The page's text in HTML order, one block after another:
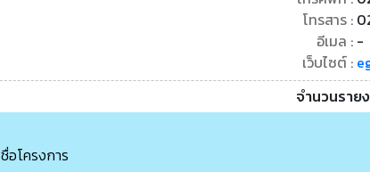
โทรสาร :
อีเมล : -
เว็บไซต์ :
จำนวนราย
ชื่อโครงการ